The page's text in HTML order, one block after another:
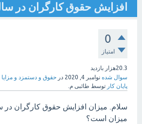
افزایش حقوق کارگران در سال
0
امتیاز
20.3هزار
بازدید
سوال شده نوامبر 4, 2020 در حقوق و دستمزد و
پایان کار توسط طائبی م.
میزان است؟